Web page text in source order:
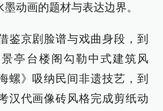
动画的题材与表达边界。
鉴京剧脸谱与戏曲身段，到
景亭台楼阁勾勒中式建筑风
螺》吸纳民间非遗技艺，到
汉代画像砖风格完成剪纸动